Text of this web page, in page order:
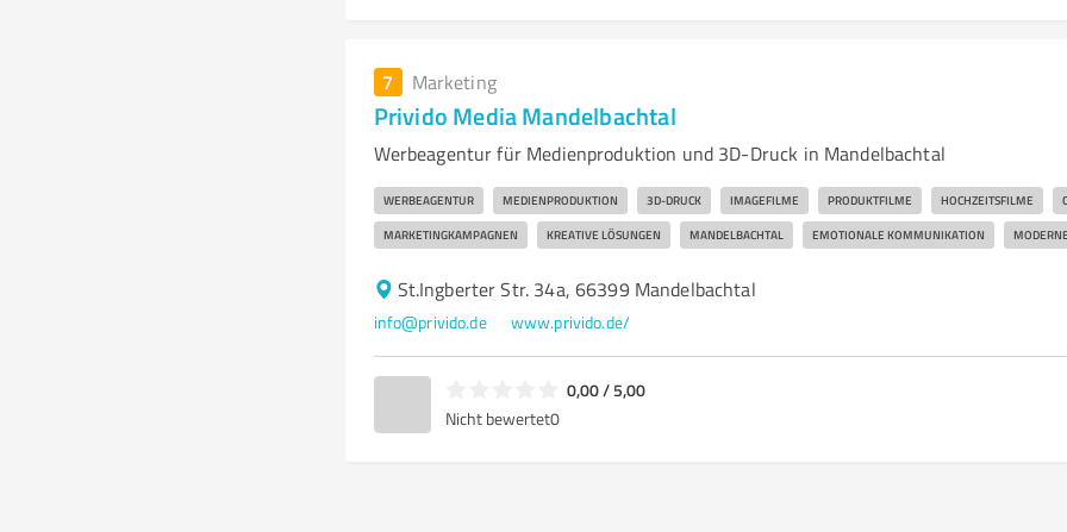
7 Marketing
Privido Media Mandelbachtal
Werbeagentur für Medienproduktion und 3D-Druck in Mandelbachtal
WERBEAGENTUR MEDIENPRODUKTION 3D-DRUCK IMAGEFILME PRODUKTFILME HOCHZEITSFILME
MARKETINGKAMPAGNEN KREATIVE LÖSUNGEN MANDELBACHTAL EMOTIONALE KOMMUNIKATION
St.Ingberter Str. 34a, 66399 Mandelbachtal
info@privido.de www.privido.de/
0,00 / 5,00
Nicht bewertet0